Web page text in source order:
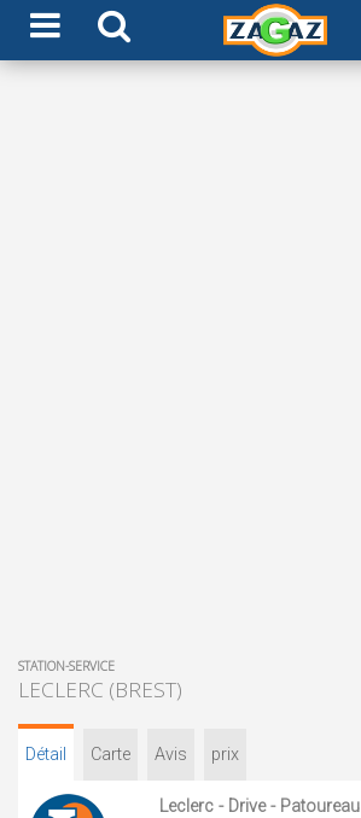
STATION-SERVICE
LECLERC (BREST)
Détail Carte Avis prix
Leclerc - Drive - Patoureau